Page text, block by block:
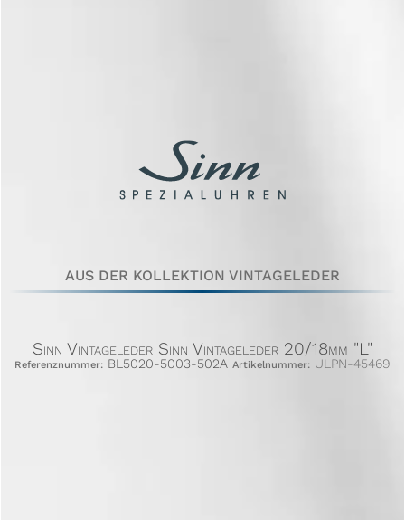
AUS DER KOLLEKTION VINTAGELEDER
Sinn Vintageleder Sinn Vintageleder 20/18mm "L"
Referenznummer: BL5020-5003-502A Artikelnummer: ULPN-45469